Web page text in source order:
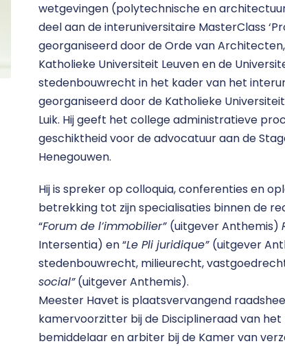
wetgevingen (polytechnische en
deel aan de interuniversitaire MasterClass
georganiseerd door de Orde van
Katholieke Universiteit Leuven en de
stedenbouwrecht in het kader van het
georganiseerd door de Katholieke
Luik. Hij geeft het college administratieve
geschiktheid voor de advocatuur aan de
Henegouwen.
Hij is spreker op colloquia, conferenties en
betrekking tot zijn specialisaties binnen de
“Forum de l’immobilier” (uitgever Anthemis)
Intersentia) en “Le Pli juridique” (uitgever
stedenbouwrecht, milieurecht,
social”(uitgever Anthemis).
Meester Havet is plaatsvervangend
kamervoorzitter bij de Disciplineraad van het
bemiddelaar en arbiter bij de Kamer van